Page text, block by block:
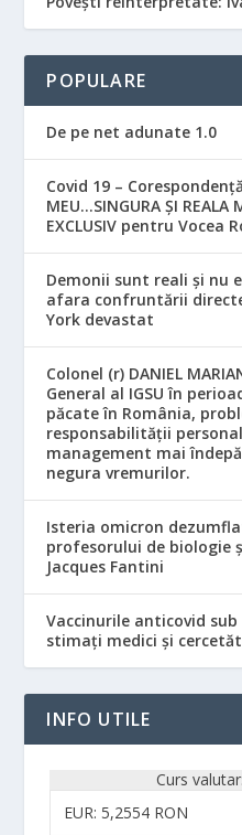
POPULARE
De pe net adunate 1.0
Covid 19 –
MEU…SINGURA ȘI REALA
EXCLUSIV pentru Vocea
Demonii sunt reali și nu
afara confruntării
York devastat
Colonel (r) DANIEL
General al IGSU în
păcate în România,
responsabilităţii
management mai
negura vremurilor.
Isteria omicron
profesorului de biologie
Jacques Fantini
Vaccinurile anticovid
stimați medici și
INFO UTILE
Curs
EUR: 5,2554 RON